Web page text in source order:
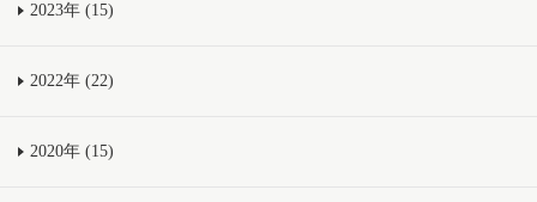
2023年 (15)
2022年 (22)
2020年 (15)